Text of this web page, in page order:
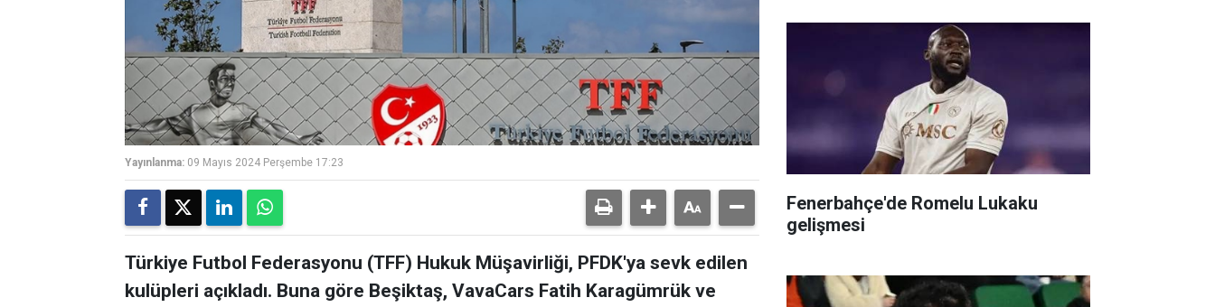
Yayınlanma: 09 Mayıs 2024 Perşembe 17:23
Türkiye Futbol Federasyonu (TFF) Hukuk Müşavirliği, PFDK'ya sevk edilen
kulüpleri açıkladı. Buna göre Beşiktaş, VavaCars Fatih Karagümrük ve
Fenerbahçe'de Romelu Lukaku
gelişmesi